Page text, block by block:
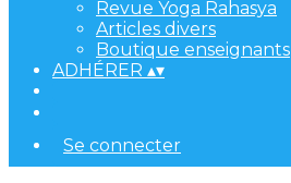
Revue Yoga Rahasya
Articles divers
Boutique enseignants
ADHÉRER ▴▾
Se connecter